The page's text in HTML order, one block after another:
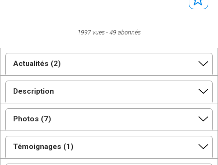
1997 vues 49 abonnés
Actualités (2)
Description
Photos (7)
Témoignages (1)